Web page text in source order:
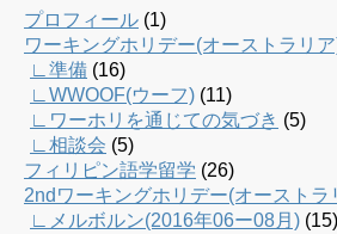
プロフィール (1)
ワーキングホリデー(オーストラリ
∟準備 (16)
∟WWOOF(ウーフ) (11)
∟ワーホリを通じての気づき (5)
∟相談会 (5)
フィリピン語学留学 (26)
2ndワーキングホリデー(オーストラ
∟メルボルン(2016年06ー08月) (15)